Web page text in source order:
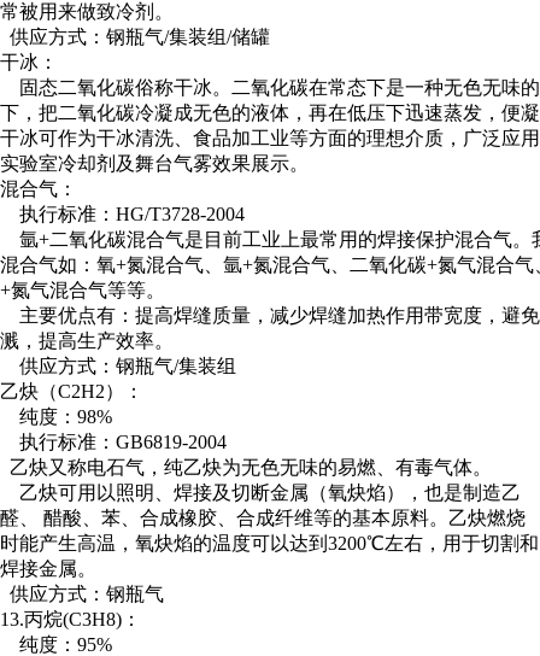
常被用来做致冷剂。
供应方式：钢瓶气/集装组/储罐
干冰：
固态二氧化碳俗称干冰。二氧化碳在常态下是一种无色无味
下，把二氧化碳冷凝成无色的液体，再在低压下迅速蒸发，便
干冰可作为干冰清洗、食品加工业等方面的理想介质，广泛应
实验室冷却剂及舞台气雾效果展示。
混合气：
执行标准：HG/T3728-2004
氩+二氧化碳混合气是目前工业上最常用的焊接保护混合气。
混合气如：氧+氮混合气、氩+氮混合气、二氧化碳+氮气混合
+氮气混合气等等。
主要优点有：提高焊缝质量，减少焊缝加热作用带宽度，避
溅，提高生产效率。
供应方式：钢瓶气/集装组
乙炔（C2H2）：
纯度：98%
执行标准：GB6819-2004
乙炔又称电石气，纯乙炔为无色无味的易燃、有毒气体。
乙炔可用以照明、焊接及切断金属（氧炔焰），也是制造乙
醛、 醋酸、苯、合成橡胶、合成纤维等的基本原料。乙炔燃烧
时能产生高温，氧炔焰的温度可以达到3200℃左右，用于切割和
焊接金属。
供应方式：钢瓶气
13.丙烷(C3H8)：
纯度：95%